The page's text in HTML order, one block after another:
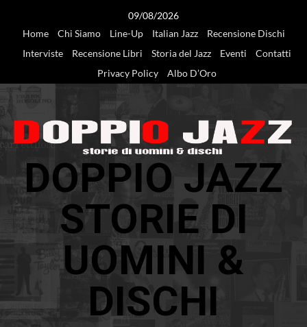
09/08/2026
Home
Chi Siamo Line-Up Italian Jazz
Recensione Dischi
Interviste
Recensione Libri Storia del Jazz Eventi
Contatti
Privacy Policy
Albo D’Oro
DOPPIO JAZZ
STORIE DI
UOMINI &
DISCHI